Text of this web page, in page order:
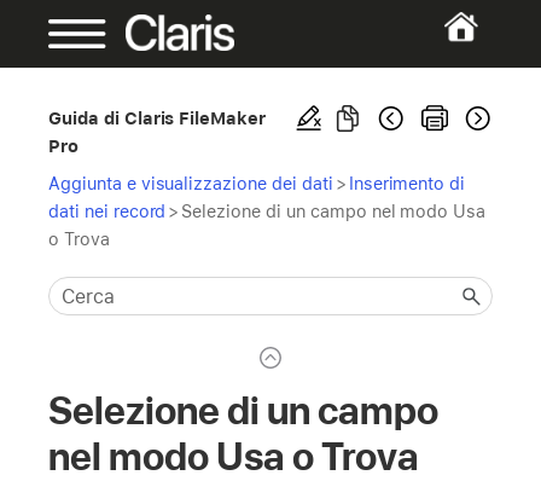
Guida di Claris FileMaker
Pro
Aggiunta e visualizzazione dei dati > Inserimento di
dati nei record > Selezione di un campo nel modo Usa
o Trova
Selezione di un campo
nel modo Usa o Trova